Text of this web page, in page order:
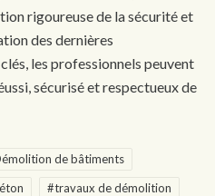
rigoureuse de la sécurité et
des dernières
les professionnels peuvent
sécurisé et respectueux de
de bâtiments
#travaux de démolition